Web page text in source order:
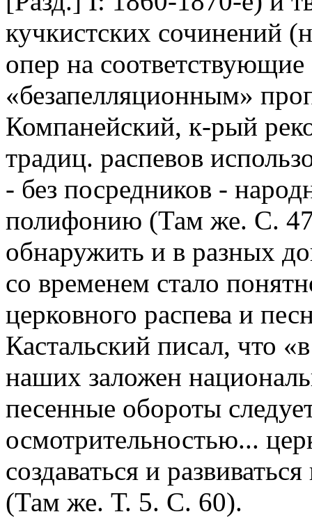
кучкистских сочинений
опер на
«безапелляционным»
Компанейский, к-рый
традиц. распевов
- без посредников -
полифонию (Там же. С.
обнаружить и в разных
со временем стало
церковного распева и
Кастальский писал, что
наших заложен
песенные обороты
осмотрительностью...
создаваться и
(Там же. Т. 5. С. 60).